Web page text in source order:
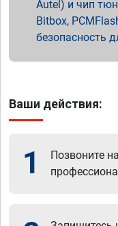
Autel) и чип
Bitbox,
безопасность
Ваши действия:
1 Позвоните